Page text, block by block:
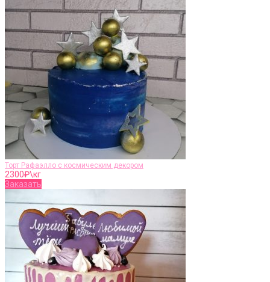
Торт Рафаэлло с космическим декором
2300₽\кг
Заказать